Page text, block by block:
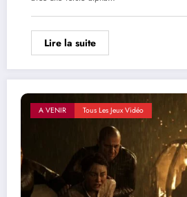
Lire la suite
A VENIR Tous Les Jeux Vidéo